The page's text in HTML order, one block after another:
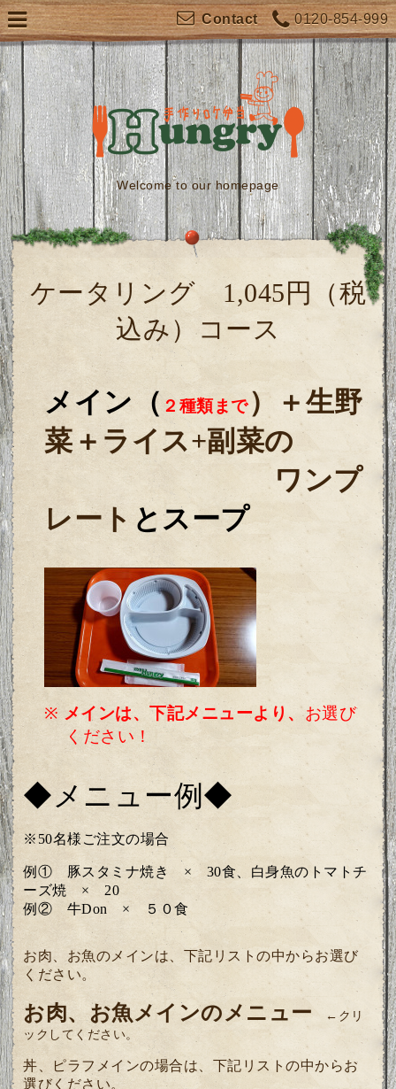
0120-854-999
Contact
Welcome to our homepage
ケータリング 1,045円（税
込み）コース
メイン（ ２種類まで）＋生野
菜＋ライス+副菜の
ワンプ
レート と スープ
※ メインは、下記メニューより、お選び
ください！
◆メニュー例◆
※ 50名様ご注文の場合
例① 豚スタミナ焼き × 30食、白身魚のトマトチ
ーズ焼 × 20
例 ② 牛Don × ５０食
お肉、お魚のメインは、下記リストの中からお選び
ください。
お肉、お魚メインのメニュー
←クリ
ックしてください。
丼、ピラフメインの場合は、下記リストの中からお
選びください。